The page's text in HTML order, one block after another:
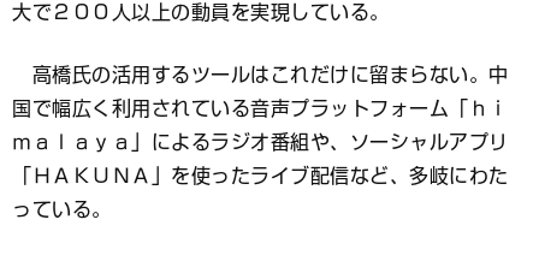
大で２００人以上の動員を実現している。
高橋氏の活用するツールはこれだけに留まらない。中
国で幅広く利用されている音声プラットフォーム「ｈｉ
ｍａｌａｙａ」によるラジオ番組や、ソーシャルアプリ
「ＨＡＫＵＮＡ」を使ったライブ配信など、多岐にわた
っている。